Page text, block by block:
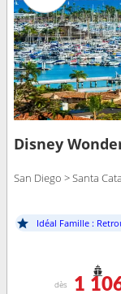
Disney
San Diego > Santa
Idéal Famille :
dès 1